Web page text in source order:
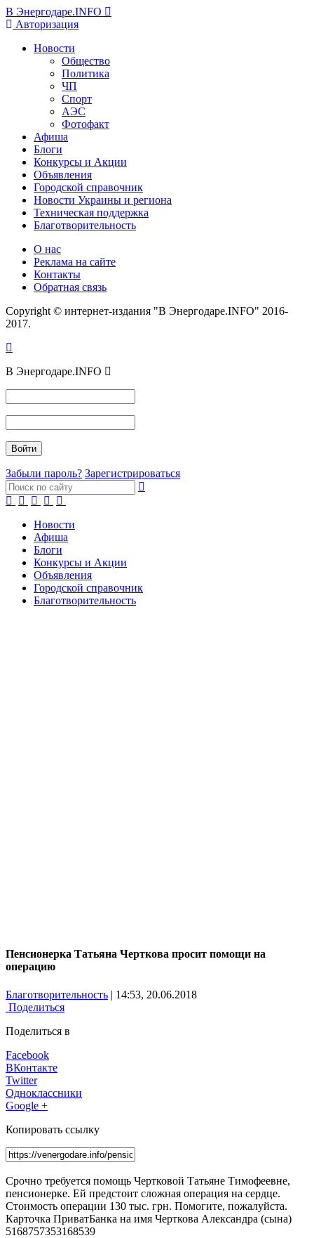
В Энергодаре.INFO
Авторизация
Новости
Общество
Политика
ЧП
Спорт
АЭС
Фотофакт
Афиша
Блоги
Конкурсы и Акции
Объявления
Городской справочник
Новости Украины и региона
Техническая поддержка
Благотворительность
О нас
Реклама на сайте
Контакты
Обратная связь
Copyright © интернет-издания "В Энергодаре.INFO" 2016-
2017.
В Энергодаре.INFO
Забыли пароль? Зарегистрироваться
Новости
Афиша
Блоги
Конкурсы и Акции
Объявления
Городской справочник
Благотворительность
Пенсионерка Татьяна Черткова просит помощи на
операцию
Благотворительность | 14:53, 20.06.2018
Поделиться
Поделиться в
Facebook
ВКонтакте
Twitter
Одноклассники
Google +
Копировать ссылку
Срочно требуется помощь Чертковой Татьяне Тимофеевне,
пенсионерке. Ей предстоит сложная операция на сердце.
Стоимость операции 130 тыс. грн. Помогите, пожалуйста.
Карточка ПриватБанка на имя Черткова Александра (сына)
5168757353168539